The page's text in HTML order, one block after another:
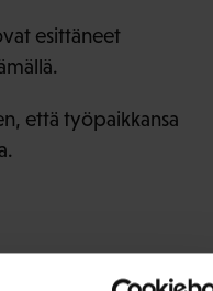
esittäneet
että työpaikkansa